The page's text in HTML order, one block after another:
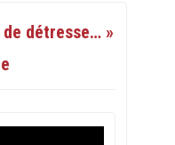
détresse… »